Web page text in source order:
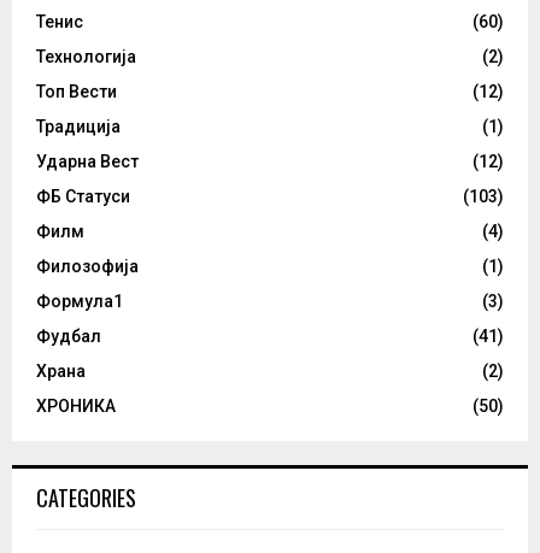
Тенис
(60)
Технологија
(2)
Топ Вести
(12)
Традиција
(1)
Ударна Вест
(12)
ФБ Статуси
(103)
Филм
(4)
Филозофија
(1)
Формула1
(3)
Фудбал
(41)
Храна
(2)
ХРОНИКА
(50)
CATEGORIES